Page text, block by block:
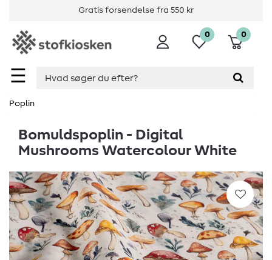
Gratis forsendelse fra 550 kr
☰
0 0
Poplin
Bomuldspoplin - Digital
Mushrooms Watercolour White